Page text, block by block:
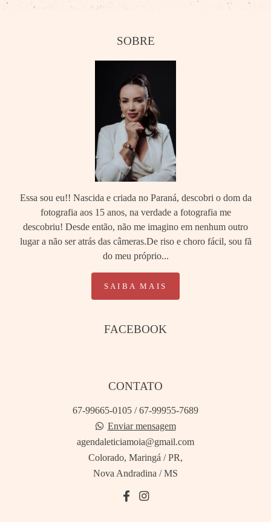
SOBRE
Essa sou eu!! Nascida e criada no Paraná, descobri o dom da
fotografia aos 15 anos, na verdade a fotografia me
descobriu! Desde então, não me imagino em nenhum outro
lugar a não ser atrás das câmeras.De riso e choro fácil, sou fã
do meu próprio...
SAIBA MAIS
FACEBOOK
CONTATO
67-99665-0105 / 67-99955-7689
Enviar mensagem
agendaleticiamoia@gmail.com
Colorado, Maringá / PR,
Nova Andradina / MS